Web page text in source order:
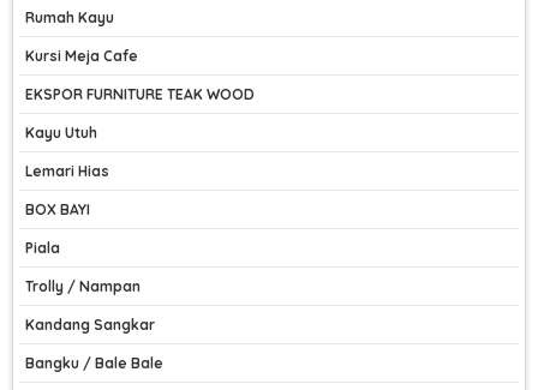
Rumah Kayu
Kursi Meja Cafe
EKSPOR FURNITURE TEAK WOOD
Kayu Utuh
Lemari Hias
BOX BAYI
Piala
Trolly / Nampan
Kandang Sangkar
Bangku / Bale Bale